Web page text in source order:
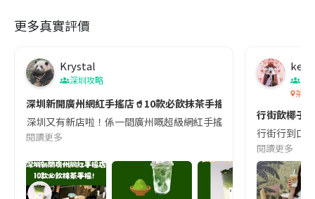
更多真實評價
Krystal
深圳攻略
深圳新開廣州網紅手搖店🥤10款必飲抹茶手搖🍵召集抹茶控📣
深圳又有新店啦！係一間廣州嘅超級網紅手搖店，主打健康、鮮
閱讀更多
kelly
茶大
行街飲椰子
行街行到口
閱讀更多